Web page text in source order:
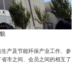
产及节能环保产业工作、参
市之间、会员之间的相互了